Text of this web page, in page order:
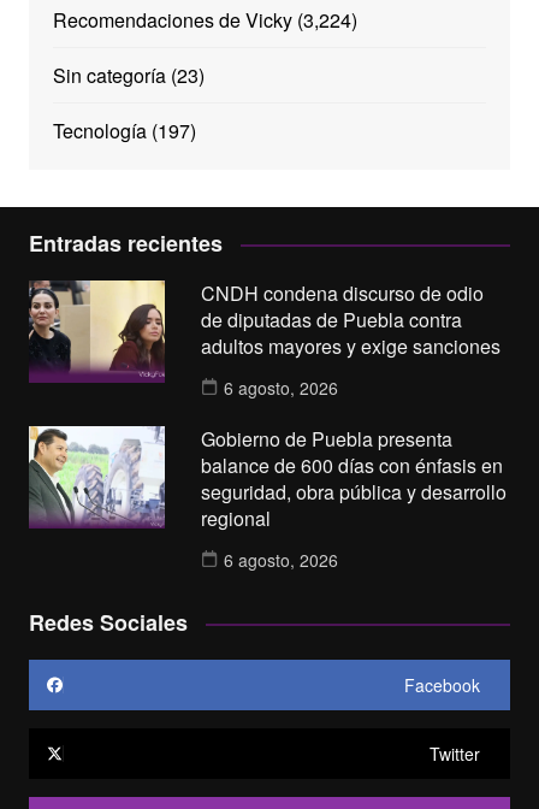
Recomendaciones de Vicky(3,224)
Sin categoría(23)
Tecnología(197)
Entradas recientes
CNDH condena discurso de odio
de diputadas de Puebla contra
adultos mayores y exige sanciones
6 agosto, 2026
Gobierno de Puebla presenta
balance de 600 días con énfasis en
seguridad, obra pública y desarrollo
regional
6 agosto, 2026
Redes Sociales
Facebook
Twitter